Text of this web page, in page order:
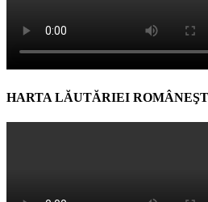
HARTA LĂUTĂRIEI